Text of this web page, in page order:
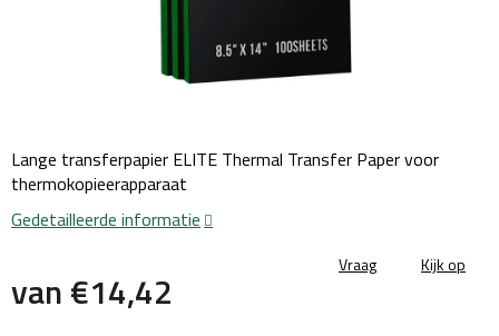
van€14,42
Lange transferpapier ELITE Thermal Transfer Paper voor
thermokopieerapparaat
Gedetailleerde informatie
Vraag Kijk op